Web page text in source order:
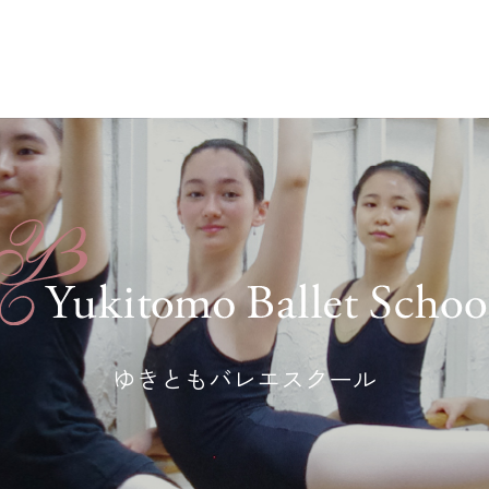
ゆきともバレエスクール